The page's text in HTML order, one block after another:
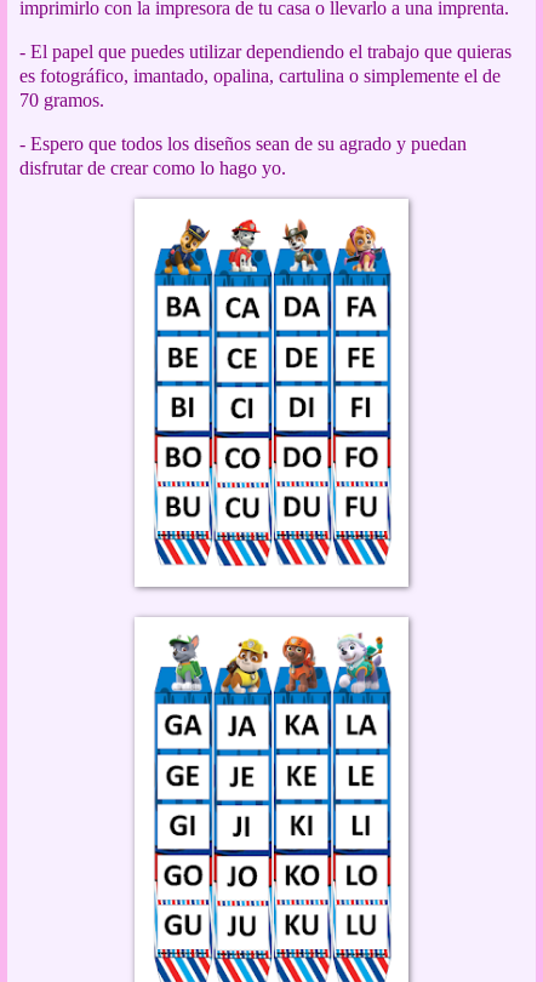
imprimirlo con la impresora de tu casa o llevarlo a una imprenta.
- El papel que puedes utilizar dependiendo el trabajo que quieras
es fotográfico, imantado, opalina, cartulina o simplemente el de
70 gramos.
- Espero que todos los diseños sean de su agrado y puedan
disfrutar de crear como lo hago yo.